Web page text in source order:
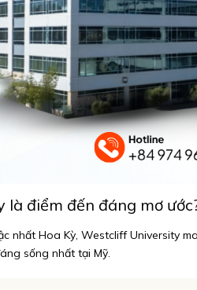
điểm đến đáng mơ
nhất Hoa Kỳ, Westcliff University
sống nhất tại Mỹ.